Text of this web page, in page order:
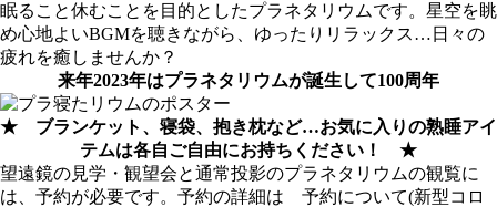
眠ること休むことを目的としたプラネタリウムです。星空を眺
め心地よいBGMを聴きながら、ゆったりリラックス…日々の
疲れを癒しませんか？
来年2023年はプラネタリウムが誕生して100周年
★ ブランケット、寝袋、抱き枕など…お気に入りの熟睡アイ
テムは各自ご自由にお持ちください！ ★
望遠鏡の見学・観望会と通常投影のプラネタリウムの観覧に
は、予約が必要です。予約の詳細は 予約について(新型コロ